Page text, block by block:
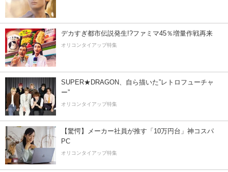
デカすぎ都市伝説発生!?ファミマ45％増量作戦再来
オリコンタイアップ特集
SUPER★DRAGON、自ら描いた”レトロフューチャ
ー”
オリコンタイアップ特集
【驚愕】メーカー社員が推す「10万円台」神コスパ
PC
オリコンタイアップ特集